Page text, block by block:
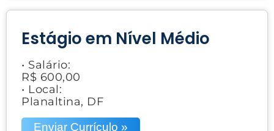
Estágio em Nível Médio
• Salário:
R$ 600,00
• Local:
Planaltina, DF
Enviar Currículo »